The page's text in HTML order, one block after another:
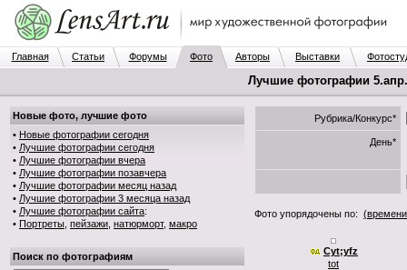
Главная Статьи Форумы Фото Авторы Выставки
Лучшие фотографии
Новые фото, лучшие фото
• Новые фотографии сегодня
• Лучшие фотографии сегодня
• Лучшие фотографии вчера
• Лучшие фотографии позавчера
• Лучшие фотографии месяц назад
• Лучшие фотографии 3 месяца назад
• Лучшие фотографии сайта:
• Портреты пейзажи натюрморт, макро
Поиск по фотографиям
Рубрика/Конкурс*
День*
Фото упорядочены по: (времени
Cyt;yfz
tot